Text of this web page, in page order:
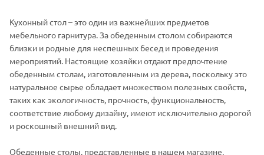
Кухонный стол – это один из важнейших предметов
мебельного гарнитура. За обеденным столом собираются
близки и родные для неспешных бесед и проведения
мероприятий. Настоящие хозяйки отдают предпочтение
обеденным столам, изготовленным из дерева, поскольку это
натуральное сырье обладает множеством полезных свойств,
таких как экологичность, прочность, функциональность,
соответствие любому дизайну, имеют исключительно дорогой
и роскошный внешний вид.
Обеденные столы, представленные в нашем магазине,